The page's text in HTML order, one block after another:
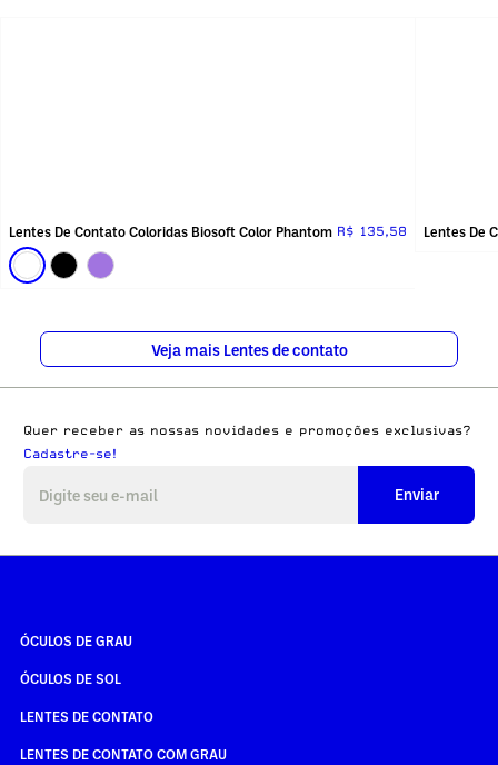
Lentes De Contato Coloridas Biosoft Color Phantom R$ 135,58 Lentes De
Veja mais Lentes de contato
Quer receber as nossas novidades e promoções exclusivas?
Cadastre-se!
Enviar
ÓCULOS DE GRAU
ÓCULOS DE SOL
LENTES DE CONTATO
LENTES DE CONTATO COM GRAU